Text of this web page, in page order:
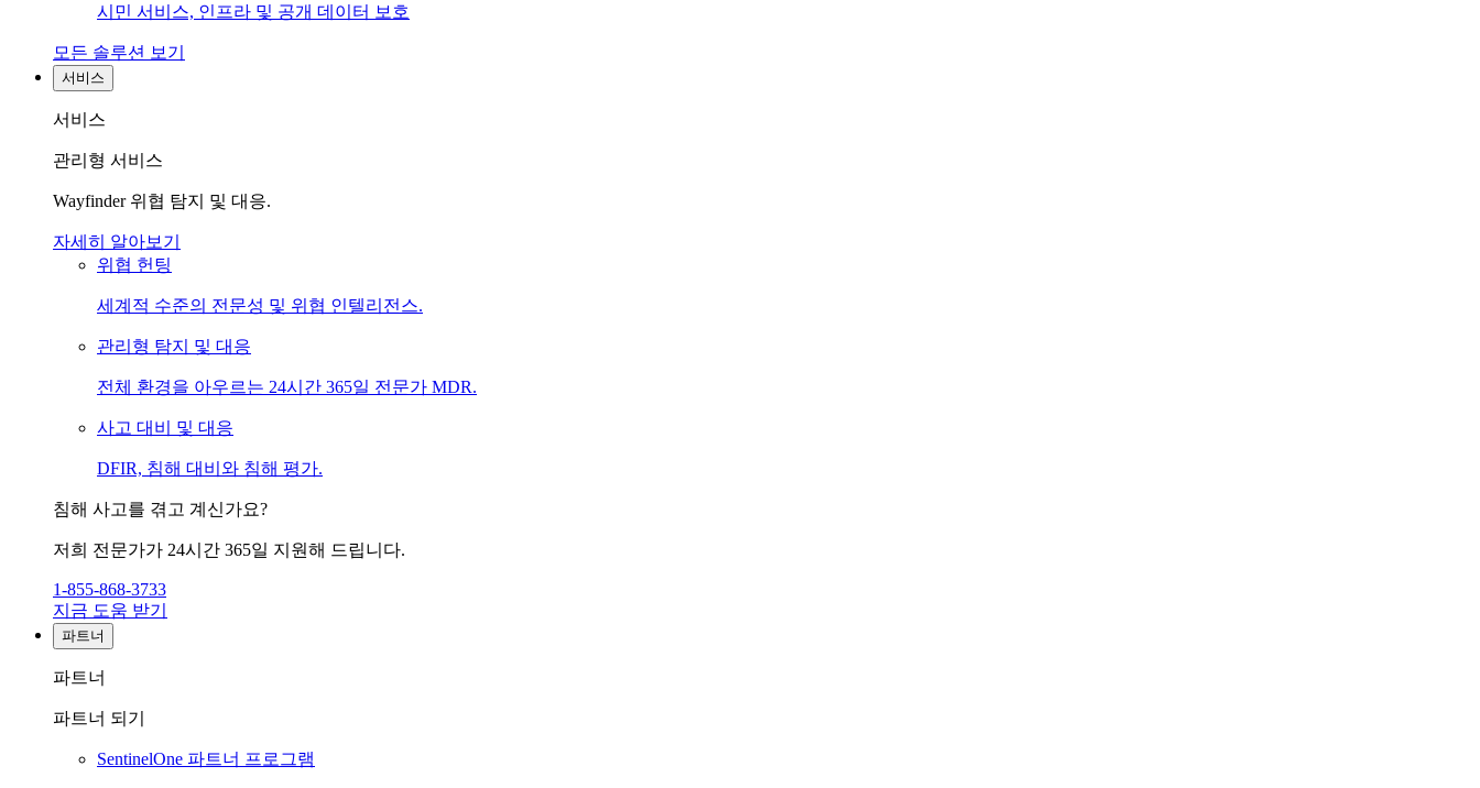
시민 서비스, 인프라 및 공개 데이터 보호
모든 솔루션 보기
서비스
서비스
관리형 서비스
Wayfinder 위협 탐지 및 대응.
자세히 알아보기
위협 헌팅
세계적 수준의 전문성 및 위협 인텔리전스.
관리형 탐지 및 대응
전체 환경을 아우르는 24시간 365일 전문가 MDR.
사고 대비 및 대응
DFIR, 침해 대비와 침해 평가.
침해 사고를 겪고 계신가요?
저희 전문가가 24시간 365일 지원해 드립니다.
1-855-868-3733
지금 도움 받기
파트너
파트너
파트너 되기
SentinelOne 파트너 프로그램